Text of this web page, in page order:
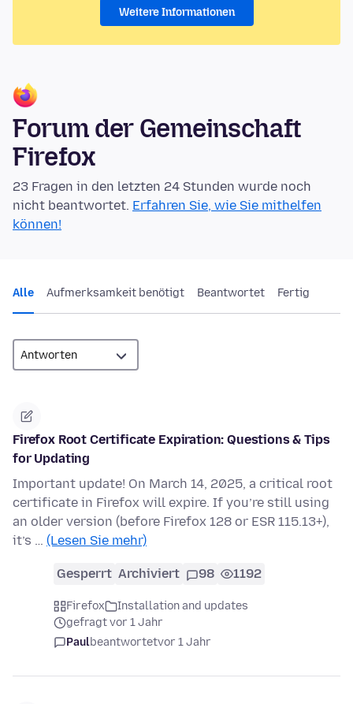
Weitere Informationen
Forum der Gemeinschaft
Firefox
23 Fragen in den letzten 24 Stunden wurde noch
nicht beantwortet. Erfahren Sie, wie Sie mithelfen
können!
Alle Aufmerksamkeit benötigt Beantwortet Fertig
Firefox Root Certificate Expiration: Questions & Tips
for Updating
Important update! On March 14, 2025, a critical root
certificate in Firefox will expire. If you’re still using
an older version (before Firefox 128 or ESR 115.13+),
it’s … (Lesen Sie mehr)
Gesperrt Archiviert 98 1192
Firefox
Installation and updates
gefragt vor 1 Jahr
Paulbeantwortetvor 1 Jahr